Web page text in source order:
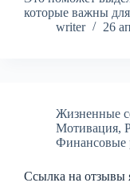
которые важны
writer
26
Жизненные
Мотивация,
Финансовые
Ссылка на отзывы